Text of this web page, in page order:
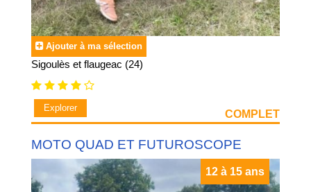
Ajouter à ma sélection
Sigoulès et flaugeac (24)
Explorer
COMPLET
MOTO QUAD ET FUTUROSCOPE
12 à 15 ans